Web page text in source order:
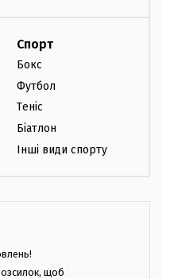
Спорт
Бокс
Футбол
Теніс
Біатлон
Інші види спорту
щоб